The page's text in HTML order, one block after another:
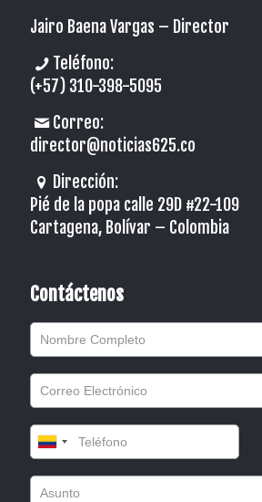
Jairo Baena Vargas – Director
Teléfono:
(+57) 310-398-5095
Correo:
director@noticias625.co
Dirección:
Pié de la popa calle 29D #22-109
Cartagena, Bolívar – Colombia
Contáctenos